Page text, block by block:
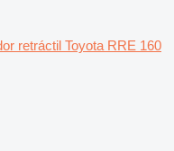
retráctil Toyota RRE 160